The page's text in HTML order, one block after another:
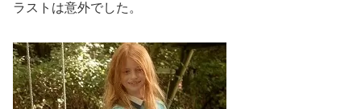
ラストは意外でした。